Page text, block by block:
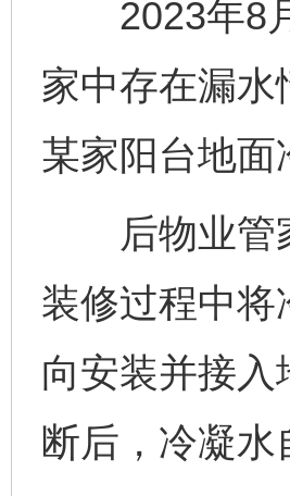
2023年8月
家中存在漏
某家阳台地
后物业管家
装修过程中
向安装并接
断后，冷凝